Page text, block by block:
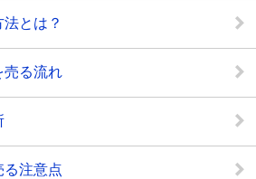
とは？
売る流れ
る注意点